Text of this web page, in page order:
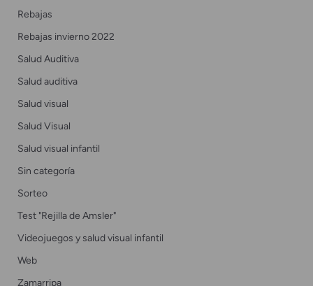
Rebajas
Rebajas invierno 2022
Salud Auditiva
Salud auditiva
Salud visual
Salud Visual
Salud visual infantil
Sin categoría
Sorteo
Test "Rejilla de Amsler"
Videojuegos y salud visual infantil
Web
Zamarripa